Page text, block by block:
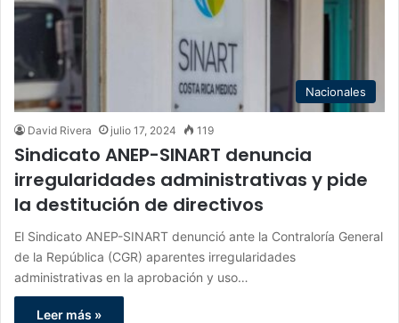
Nacionales
David Rivera julio 17, 2024 119
Sindicato ANEP-SINART denuncia
irregularidades administrativas y pide
la destitución de directivos
El Sindicato ANEP-SINART denunció ante la Contraloría General
de la República (CGR) aparentes irregularidades
administrativas en la aprobación y uso…
Leer más »